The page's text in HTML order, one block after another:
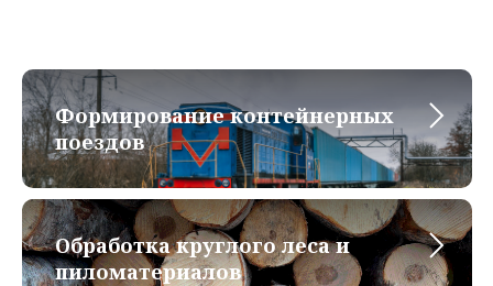
Формирование контейнерных
поездов
Обработка круглого леса и
пиломатериалов